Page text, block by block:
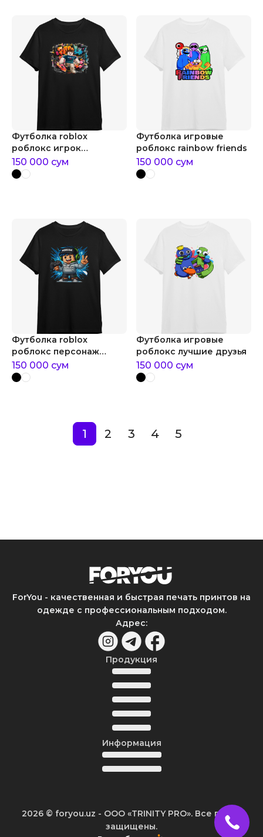
Футболка roblox
роблокс игрок
граффити
150 000 сум
Футболка игровые
роблокс rainbow friends
150 000 сум
Футболка roblox
роблокс персонаж
геймер
150 000 сум
Футболка игровые
роблокс лучшие друзья
150 000 сум
1 2 3 4 5
ForYou - качественная и быстрая печать принтов на
одежде с профессиональным подходом.
Адрес:
Продукция
Информация
2026 © foryou.uz - ООО «TRINITY PRO». Все права
защищены.